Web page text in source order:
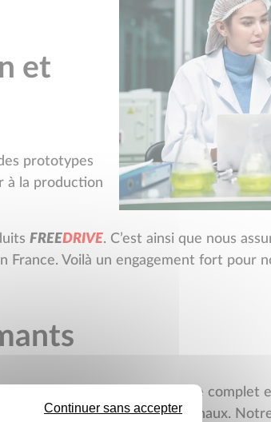
Continuer sans accepter
et
prototypes
à la production
FREEDRIVE. C’est ainsi que nous
Voilà un engagement fort pour
d’assurer un service complet
celle des consommateurs finaux.